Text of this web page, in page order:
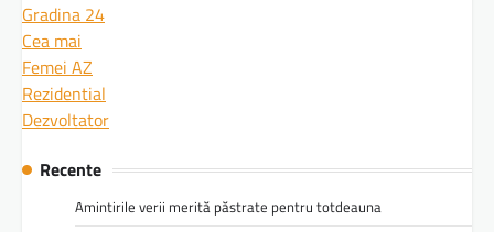
Gradina 24
Cea mai
Femei AZ
Rezidential
Dezvoltator
Recente
Amintirile verii merită păstrate pentru totdeauna